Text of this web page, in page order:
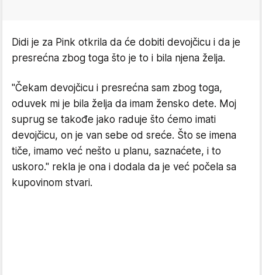
Didi je za Pink otkrila da će dobiti devojčicu i da je
presrećna zbog toga što je to i bila njena želja.
"Čekam devojčicu i presrećna sam zbog toga,
oduvek mi je bila želja da imam žensko dete. Moj
suprug se takođe jako raduje što ćemo imati
devojčicu, on je van sebe od sreće. Što se imena
tiče, imamo već nešto u planu, saznaćete, i to
uskoro." rekla je ona i dodala da je već počela sa
kupovinom stvari.